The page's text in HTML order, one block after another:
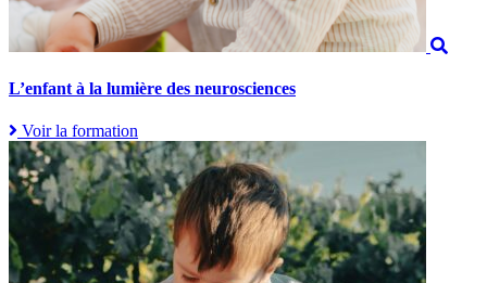
L’enfant à la lumière des neurosciences
Voir la formation